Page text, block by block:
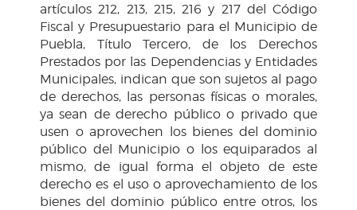
artículos 212, 213, 215, 216 y 217 del Código
Fiscal y Presupuestario para el Municipio de
Puebla, Título Tercero, de los Derechos
Prestados por las Dependencias y Entidades
Municipales, indican que son sujetos al pago
de derechos, las personas físicas o morales,
ya sean de derecho público o privado que
usen o aprovechen los bienes del dominio
público del Municipio o los equiparados al
mismo, de igual forma el objeto de este
derecho es el uso o aprovechamiento de los
bienes del dominio público entre otros, los